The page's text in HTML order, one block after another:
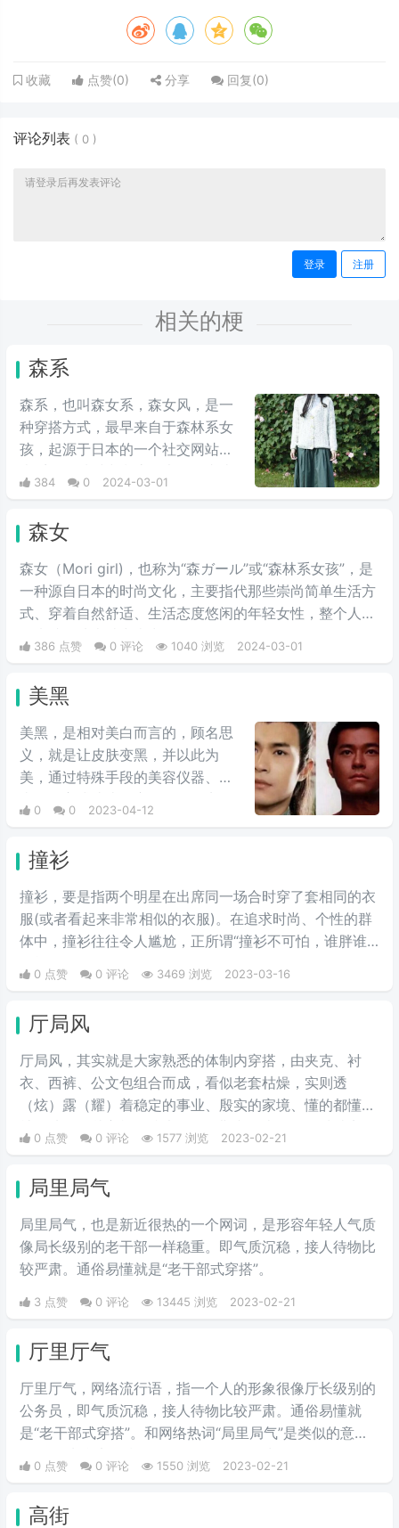
收藏 点赞(0) 分享 回复(0)
评论列表 ( 0 )
登录 注册
相关的梗
森系
森系，也叫森女系，森女风，是一
种穿搭方式，最早来自于森林系女
孩，起源于日本的一个社交网站。
般的感觉。
384 0 2024-03-01
森女
森女（Mori girl)，也称为“森ガール”或“森林系女孩”，是
一种源自日本的时尚文化，主要指代那些崇尚简单生活方
式、穿着自然舒适、生活态度悠闲的年轻女性，整个人看
386 点赞 0 评论 1040 浏览 2024-03-01
美黑
美黑，是相对美白而言的，顾名思
义，就是让皮肤变黑，并以此为
美，通过特殊手段的美容仪器、晒
皮肤，也主动去做美黑了。
0 0 2023-04-12
撞衫
撞衫，要是指两个明星在出席同一场合时穿了套相同的衣
服(或者看起来非常相似的衣服)。在追求时尚、个性的群
体中，撞衫往往令人尴尬，正所谓“撞衫不可怕，谁胖谁
0 点赞 0 评论 3469 浏览 2023-03-16
厅局风
厅局风，其实就是大家熟悉的体制内穿搭，由夹克、衬
衣、西裤、公文包组合而成，看似老套枯燥，实则透
（炫）露（耀）着稳定的事业、殷实的家境、懂的都懂的
沉稳感。
0 点赞 0 评论 1577 浏览 2023-02-21
局里局气
局里局气，也是新近很热的一个网词，是形容年轻人气质
像局长级别的老干部一样稳重。即气质沉稳，接人待物比
较严肃。通俗易懂就是“老干部式穿搭”。
3 点赞 0 评论 13445 浏览 2023-02-21
厅里厅气
厅里厅气，网络流行语，指一个人的形象很像厅长级别的
公务员，即气质沉稳，接人待物比较严肃。通俗易懂就
是“老干部式穿搭”。和网络热词“局里局气”是类似的意
员，即气质沉稳，接人待物比较严肃。
0 点赞 0 评论 1550 浏览 2023-02-21
高街